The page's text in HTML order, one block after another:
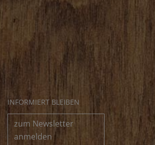
INFORMIERT BLEIBEN
zum Newsletter
anmelden